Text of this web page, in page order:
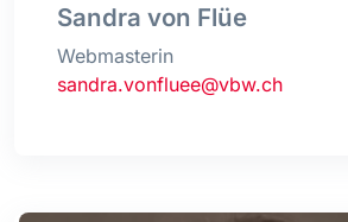
Sandra von Flüe
Webmasterin
sandra.vonfluee@vbw.ch